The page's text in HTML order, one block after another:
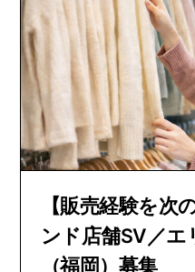
【販売経験を次
ンド店舗SV／
（福岡）募集